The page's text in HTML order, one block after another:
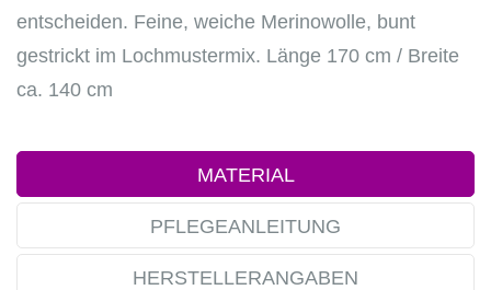
entscheiden. Feine, weiche Merinowolle, bunt
gestrickt im Lochmustermix. Länge 170 cm / Breite
ca. 140 cm
MATERIAL
PFLEGEANLEITUNG
HERSTELLERANGABEN